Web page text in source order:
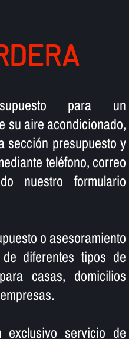
para un
su aire acondicionado,
sección presupuesto y
teléfono, correo
nuestro formulario
o asesoramiento
diferentes tipos de
casas, domicilios
exclusivo servicio de